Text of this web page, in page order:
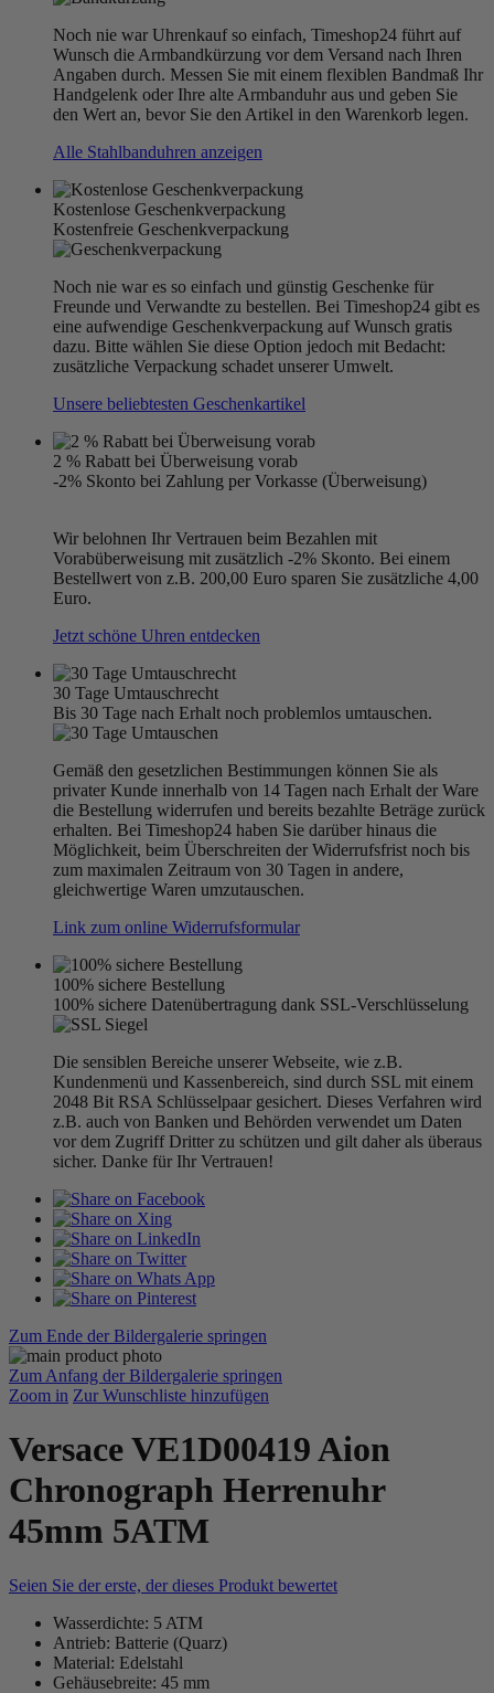
Noch nie war Uhrenkauf so einfach, Timeshop24 führt auf
Wunsch die Armbandkürzung vor dem Versand nach Ihren
Angaben durch. Messen Sie mit einem flexiblen Bandmaß Ihr
Handgelenk oder Ihre alte Armbanduhr aus und geben Sie
den Wert an, bevor Sie den Artikel in den Warenkorb legen.
Alle Stahlbanduhren anzeigen
Kostenlose Geschenkverpackung
Kostenfreie Geschenkverpackung
Noch nie war es so einfach und günstig Geschenke für
Freunde und Verwandte zu bestellen. Bei Timeshop24 gibt es
eine aufwendige Geschenkverpackung auf Wunsch gratis
dazu. Bitte wählen Sie diese Option jedoch mit Bedacht:
zusätzliche Verpackung schadet unserer Umwelt.
Unsere beliebtesten Geschenkartikel
2 % Rabatt bei Überweisung vorab
-2% Skonto bei Zahlung per Vorkasse (Überweisung)
Wir belohnen Ihr Vertrauen beim Bezahlen mit
Vorabüberweisung mit zusätzlich -2% Skonto. Bei einem
Bestellwert von z.B. 200,00 Euro sparen Sie zusätzliche 4,00
Euro.
Jetzt schöne Uhren entdecken
30 Tage Umtauschrecht
Bis 30 Tage nach Erhalt noch problemlos umtauschen.
Gemäß den gesetzlichen Bestimmungen können Sie als
privater Kunde innerhalb von 14 Tagen nach Erhalt der Ware
die Bestellung widerrufen und bereits bezahlte Beträge zurück
erhalten. Bei Timeshop24 haben Sie darüber hinaus die
Möglichkeit, beim Überschreiten der Widerrufsfrist noch bis
zum maximalen Zeitraum von 30 Tagen in andere,
gleichwertige Waren umzutauschen.
Link zum online Widerrufsformular
100% sichere Bestellung
100% sichere Datenübertragung dank SSL-Verschlüsselung
Die sensiblen Bereiche unserer Webseite, wie z.B.
Kundenmenü und Kassenbereich, sind durch SSL mit einem
2048 Bit RSA Schlüsselpaar gesichert. Dieses Verfahren wird
z.B. auch von Banken und Behörden verwendet um Daten
vor dem Zugriff Dritter zu schützen und gilt daher als überaus
sicher. Danke für Ihr Vertrauen!
Zum Ende der Bildergalerie springen
Zum Anfang der Bildergalerie springen
Zoom in Zur Wunschliste hinzufügen
Versace VE1D00419 Aion
Chronograph Herrenuhr
45mm 5ATM
Seien Sie der erste, der dieses Produkt bewertet
Wasserdichte: 5 ATM
Antrieb: Batterie (Quarz)
Material: Edelstahl
Gehäusebreite: 45 mm